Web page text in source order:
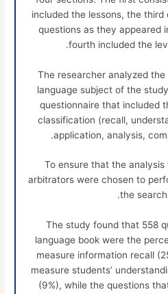
included the lessons, the
questions as they appeared
fourth included the
The researcher analyzed
language subject of the
questionnaire that included
classification (recall,
application, analysis,
To ensure that the
arbitrators were chosen to
the search
The study found that 558
language book were the
measure information recall
measure students’
(9%), while the questions